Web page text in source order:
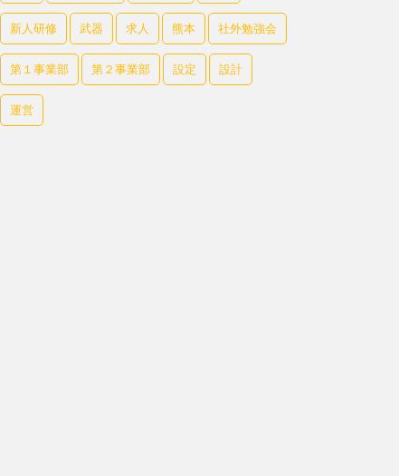
新人研修 武器 求人 熊本 社外勉強会
第１事業部 第２事業部 設定 設計
運営